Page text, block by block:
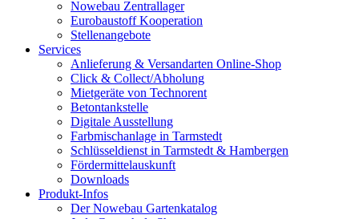
Nowebau Zentrallager
Eurobaustoff Kooperation
Stellenangebote
Services
Anlieferung & Versandarten Online-Shop
Click & Collect/Abholung
Mietgeräte von Technorent
Betontankstelle
Digitale Ausstellung
Farbmischanlage in Tarmstedt
Schlüsseldienst in Tarmstedt & Hambergen
Fördermittelauskunft
Downloads
Produkt-Infos
Der Nowebau Gartenkatalog